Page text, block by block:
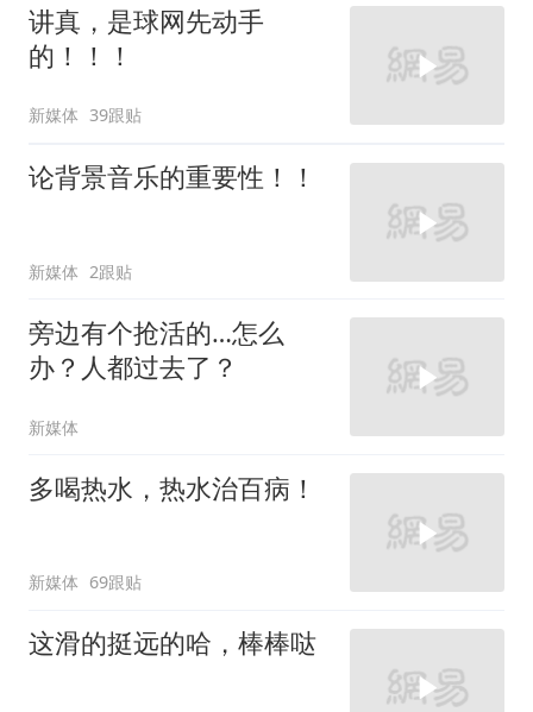
讲真，是球网先动手
的！！！
新媒体 39跟贴
论背景音乐的重要性！！
新媒体 2跟贴
旁边有个抢活的…怎么
办？人都过去了？
新媒体
多喝热水，热水治百病！
新媒体 69跟贴
这滑的挺远的哈，棒棒哒